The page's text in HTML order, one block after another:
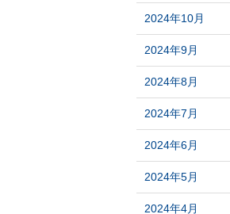
2024年10月
2024年9月
2024年8月
2024年7月
2024年6月
2024年5月
2024年4月